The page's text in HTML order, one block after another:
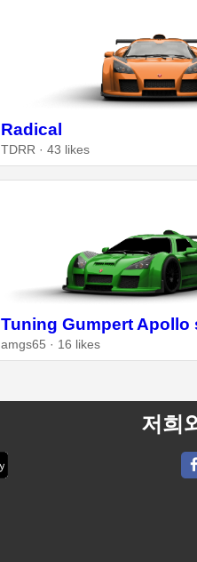
Radical
TDRR · 43 likes
Tuning Gumpert Apollo
amgs65 · 16 likes
저희